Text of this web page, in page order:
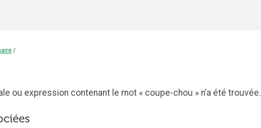
/
ou expression contenant le mot « coupe-chou » n’a été trouvée.